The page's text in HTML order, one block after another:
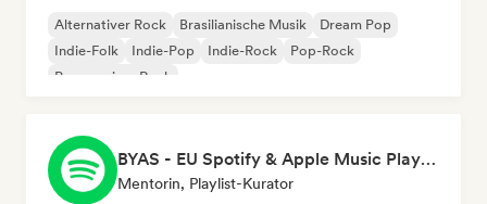
Alternativer Rock Brasilianische Musik
Dream Pop
Indie-Folk
Indie-Pop Indie-Rock
Pop-Rock
Progressiver Rock
BYAS - EU Spotify & Apple Music Playlists
Mentorin, Playlist-Kurator